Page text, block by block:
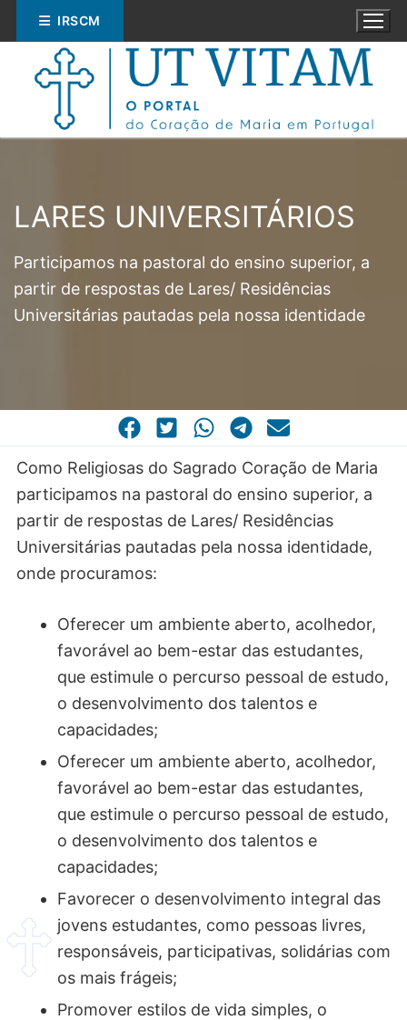
Saltar
para
conteúdo
IRSCM
Pesquisar
por:
ESPIRITUALIDADE
CASA COMUM
POR VOCAÇÃO
LARES UNIVERSITÁRIOS
Participamos na pastoral do ensino superior, a
partir de respostas de Lares/ Residências
Universitárias pautadas pela nossa identidade
Como Religiosas do Sagrado Coração de Maria
participamos na pastoral do ensino superior, a
partir de respostas de Lares/ Residências
Universitárias pautadas pela nossa identidade,
onde procuramos:
Oferecer um ambiente aberto, acolhedor,
favorável ao bem-estar das estudantes,
que estimule o percurso pessoal de estudo,
o desenvolvimento dos talentos e
capacidades;
Oferecer um ambiente aberto, acolhedor,
favorável ao bem-estar das estudantes,
que estimule o percurso pessoal de estudo,
o desenvolvimento dos talentos e
capacidades;
Favorecer o desenvolvimento integral das
jovens estudantes, como pessoas livres,
responsáveis, participativas, solidárias com
os mais frágeis;
Promover estilos de vida simples, o